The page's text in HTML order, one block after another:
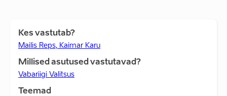
Kes vastutab?
Mailis Reps, Kaimar Karu
Millised asutused vastutavad?
Vabariigi Valitsus
Teemad